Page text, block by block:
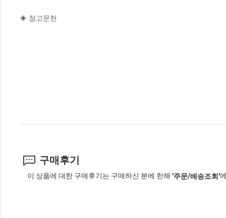
◈ 참고문헌
구매후기
이 상품에 대한 구매후기는 구매하신 분에 한해 '주문/배송조회'